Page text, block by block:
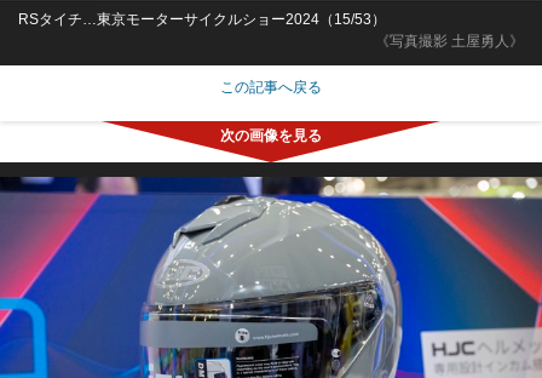
《写真撮影 土屋勇人》
RSタイチ…東京モーターサイクルショー2024（15/53）
この記事へ戻る